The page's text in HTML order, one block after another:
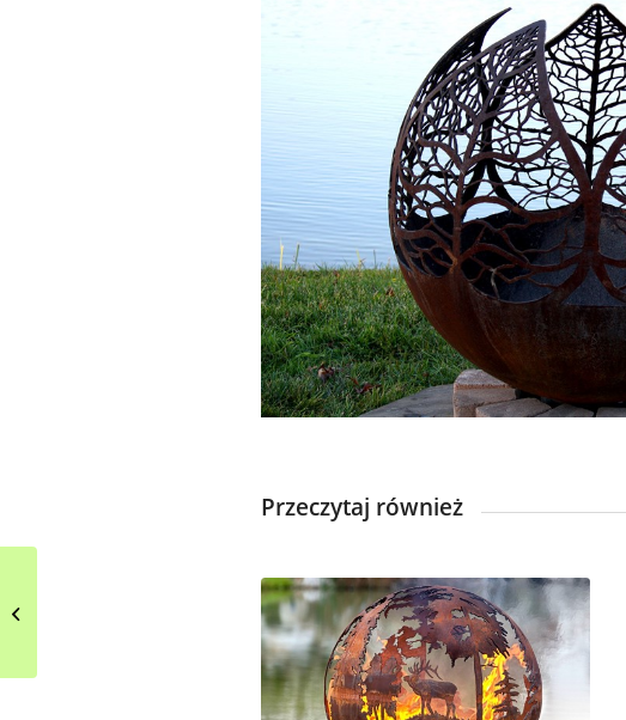
Przeczytaj również